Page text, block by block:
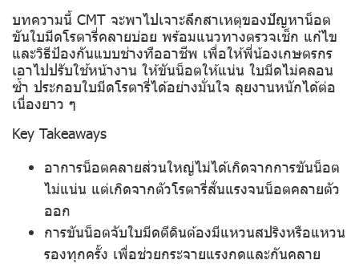
บทความนี้ CMT จะพาไปเจาะลึกสาเหตุของปัญหาน็อต
ขันใบมีดโรตารี่คลายบ่อย พร้อมแนวทางตรวจเช็ก แก้ไข
และวิธีป้องกันแบบช่างทืออาชีพ เพื่อให้พี่น้องเกษตรกร
เอาไปปรับใช้หน้างาน ให้ขันน็อตให้แน่น ใบมีดไม่คลอน
ซ้ำ ประกอบใบมีดโรตารี่ได้อย่างมั่นใจ ลุยงานหนักได้ต่อ
เนื่องยาว ๆ
Key Takeaways
อาการน็อตคลายส่วนใหญ่ไม่ได้เกิดจากการขันน็อต
ไม่แน่น แต่เกิดจากตัวโรตารี่สั่นแรงจนน็อตคลายตัว
ออก
การขันน็อตจับใบมีดตีดินต้องมีแหวนสปริงหรือแหวน
รองทุกครั้ง เพื่อช่วยกระจายแรงกดและกันคลาย